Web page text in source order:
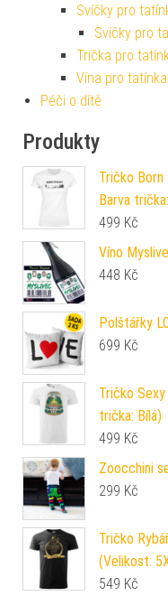
Svíčky pro
Svíčky pro
Trička pro
Vína pro tatínka
Péči o dítě
Produkty
Tričko
Barva
499 Kč
Víno
448 Kč
Polštářky
699 Kč
Tričko
trička: Bílá)
499 Kč
Zoocchini
299 Kč
Tričko
(Velikost:
549 Kč